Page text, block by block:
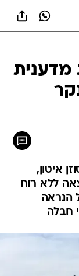
מדענית
איטון,
ללא רוח
הנראה
חבלה